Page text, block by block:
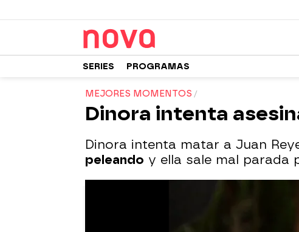
SERIES PROGRAMAS
MEJORES MOMENTOS
Dinora intenta
Dinora intenta matar a Juan
peleando y ella sale mal parada